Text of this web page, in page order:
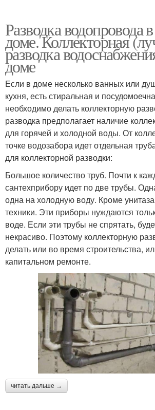
Разводка водопровода
доме. Коллекторная
разводка
доме
Если в доме несколько ванных или
кухня, есть стиральная и
необходимо делать коллекторную
разводка предполагает наличие
для горячей и холодной воды. От
точке водозабора идет отдельная
для коллекторной разводки:
Большое количество труб. Почти к
сантехприбору идет по две трубы.
одна на холодную воду. Кроме
техники. Эти приборы нуждаются
воде. Если эти трубы не спрятать,
некрасиво. Поэтому коллекторную
делать или во время строительства,
капитальном ремонте.
читать дальше →